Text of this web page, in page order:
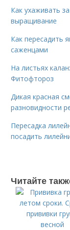
Как ухаживать
выращивание
Как пересадить
саженцами
На листьях
Фитофтороз
Дикая красная
разновидности
Пересадка
посадить
Читайте